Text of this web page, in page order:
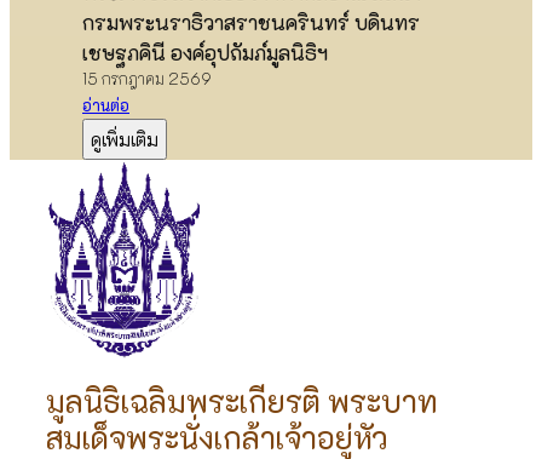
กรมพระนราธิวาสราชนครินทร์ บดินทร
เชษฐภคินี องค์อุปถัมภ์มูลนิธิฯ
15 กรกฎาคม 2569
อ่านต่อ
ดูเพิ่มเติม
มูลนิธิเฉลิมพระเกียรติ พระบาท
สมเด็จพระนั่งเกล้าเจ้าอยู่หัว